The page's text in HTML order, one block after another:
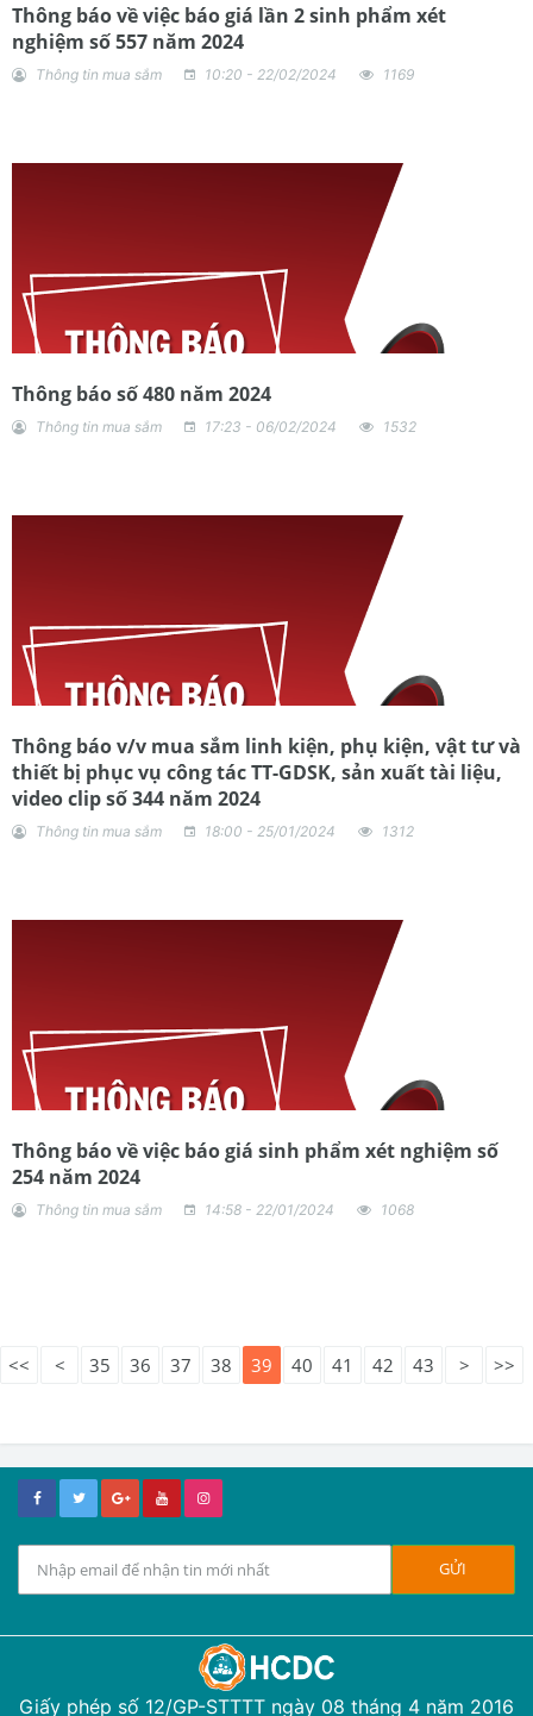
Thông báo về việc báo giá lần 2 sinh phẩm xét
nghiệm số 557 năm 2024
Thông tin mua sắm 10:20 - 22/02/2024 1169
Thông báo số 480 năm 2024
Thông tin mua sắm 17:23 - 06/02/2024 1532
Thông báo v/v mua sắm linh kiện, phụ kiện, vật tư và
thiết bị phục vụ công tác TT-GDSK, sản xuất tài liệu,
video clip số 344 năm 2024
Thông tin mua sắm 18:00 - 25/01/2024 1312
Thông báo về việc báo giá sinh phẩm xét nghiệm số
254 năm 2024
Thông tin mua sắm 14:58 - 22/01/2024 1068
<< < 35 36 37 38 39 40 41 42 43 > >>
Giấy phép số 12/GP-STTTT ngày 08 tháng 4 năm 2016